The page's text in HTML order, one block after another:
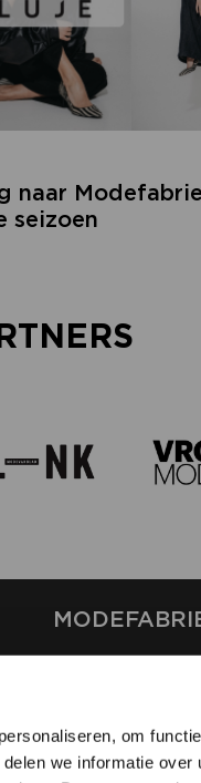
om
we informatie
naar
seizoen
SHIFT